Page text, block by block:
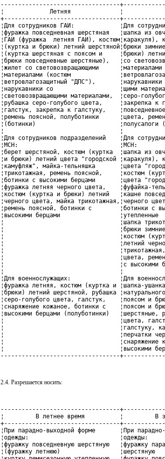
----------------------------------
¦             Летняя              ¦
+---------------------------------
¦Для сотрудников ГАИ:             ¦Для
¦фуражка повседневная шерстяная   ¦шапка из
¦ГАИ (фуражка  летняя ГАИ),
¦(куртка и брюки) летний шерстяной¦брюки
¦(куртка шерстяная с поясом и     ¦брюки)
¦брюки повседневные шерстяные),   ¦со
¦жилет со световозвращающими
¦материалами (костюм
¦ветровлагозащитный "ДПС"),       ¦нарукавники
¦нарукавники со                   ¦щими
¦световозвращающими материалами,  ¦серо-
¦рубашка серо-голубого цвета,     ¦закрепка
¦галстук, закрепка к галстуку,
¦ремень поясной, полуботинки      ¦цвета,
¦(ботинки)                        ¦полусапоги
¦                                 ¦
¦Для сотрудников подразделений    ¦Для
¦МСН:                             ¦МСН:
¦берет шерстяной, костюм (куртка  ¦шапка из
¦и брюки) летний цвета "городской ¦каракуля),
¦камуфляж", майка-тельняшка       ¦цвета
¦трикотажная, ремень поясной,     ¦костюм
¦ботинки с высокими берцами       ¦цвета
¦фуражка летняя черного цвета,    ¦фуфайка-
¦костюм (куртка и брюки) летний   ¦кашне
¦черного цвета, майка трикотажная,¦черного
¦ремень поясной, ботинки с        ¦ботинки с
¦высокими берцами
¦                                 ¦шапка
¦                                 ¦брюки зимние
¦                                 ¦костюм
¦                                 ¦летний черного
¦                                 ¦трикотажная,
¦                                 ¦цвета, ремень
¦                                 ¦с высокими
¦                                 ¦
¦Для военнослужащих:              ¦Для
¦фуражка летняя, костюм (куртка и ¦шапка-
¦брюки) летний шерстяной, рубашка
¦серо-голубого цвета, галстук,    ¦поясом и
¦снаряжение кожаное, ботинки с    ¦поясом и
¦высокими берцами (полуботинки)   ¦шерстяные,
¦                                 ¦цвета,
¦                                 ¦галстуку, кашне
¦                                 ¦перчатки
¦                                 ¦снаряжение
¦                                 ¦высокими
----------------------------------
2.4. Разрешается носить:
----------------------------------
¦         В летнее время          ¦         В
+---------------------------------
¦При парадно-выходной форме       ¦При
¦одежды:                          ¦одежды:
¦фуражку повседневную шерстяную   ¦фуражку
¦(фуражку летнюю)